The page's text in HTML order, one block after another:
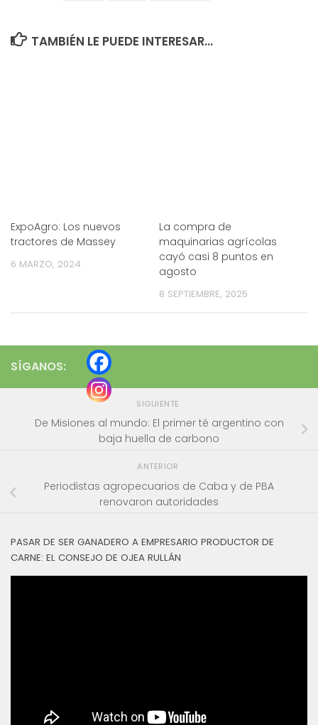
TAMBIÉN LE PUEDE INTERESAR...
ExpoAgro: Los nuevos
tractores de Massey
6 MARZO, 2024
La compra de
maquinarias agrícolas
cayó casi 8 puntos en
agosto
8 SEPTIEMBRE, 2025
SÍGANOS:
SIGUIENTE
De Misiones al mundo: El primer té argentino con
baja huella de carbono
ANTERIOR
Periodistas agropecuarios de Caba y de PBA
renovaron autoridades
PASAR DE SER GANADERO A EMPRESARIO PRODUCTOR DE
CARNE: EL CONSEJO DE OJEA RULLÁN